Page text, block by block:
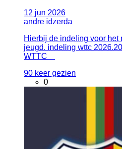
12 jun 2026
andre idzerda
Hierbij de indeling voor
jeugd. indeling wttc
WTTC
90 keer gezien
0